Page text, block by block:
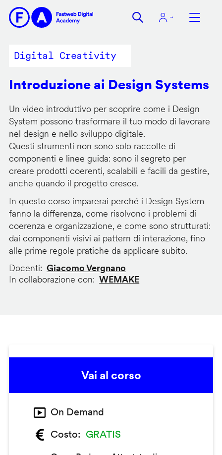
contenuto
Digital Creativity
Introduzione ai Design Systems
Un video introduttivo per scoprire come i Design
System possono trasformare il tuo modo di lavorare
nel design e nello sviluppo digitale.
Questi strumenti non sono solo raccolte di
componenti e linee guida: sono il segreto per
creare prodotti coerenti, scalabili e facili da gestire,
anche quando il progetto cresce.
In questo corso imparerai perché i Design System
fanno la differenza, come risolvono i problemi di
coerenza e organizzazione, e come sono strutturati:
dai componenti visivi ai pattern di interazione, fino
alle prime regole pratiche da applicare subito.
Docenti
Giacomo Vergnano
In collaborazione con
WEMAKE
Vai al corso
On Demand
Costo
GRATIS